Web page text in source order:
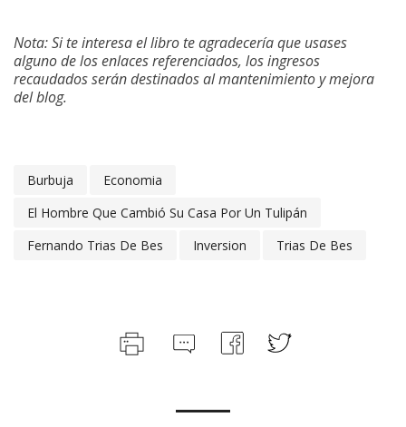
Nota: Si te interesa el libro te agradecería que usases
alguno de los enlaces referenciados, los ingresos
recaudados serán destinados al mantenimiento y mejora
del blog.
Burbuja
Economia
El Hombre Que Cambió Su Casa Por Un Tulipán
Fernando Trias De Bes
Inversion Trias De Bes